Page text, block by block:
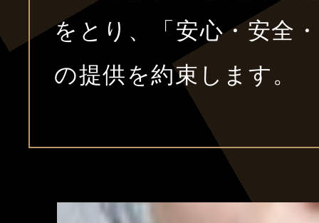
をとり、「安心・安全
の提供を約束します。